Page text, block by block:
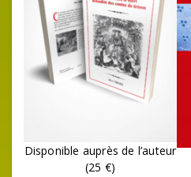
Disponible auprès de l’auteur
(25 €)